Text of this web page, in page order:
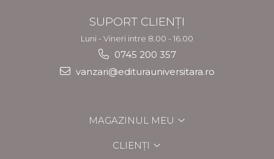
SUPORT CLIENȚI
Luni - Vineri intre 8.00 - 16.00
0745 200 357
vanzari@editurauniversitara.ro
MAGAZINUL MEU
CLIENȚI